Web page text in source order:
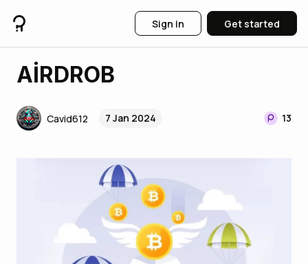
Sign in Get started
AİRDROB
Cavid612 7 Jan 2024 13